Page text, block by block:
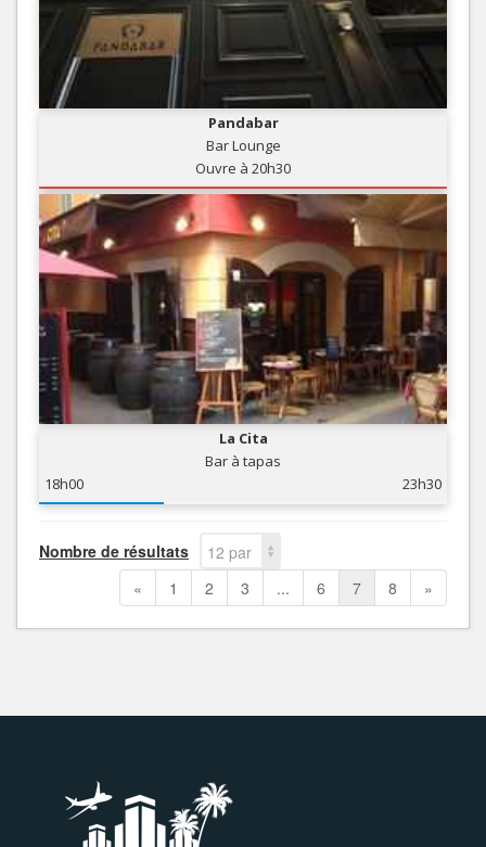
Pandabar
Bar Lounge
Ouvre à 20h30
La Cita
Bar à tapas
18h00
23h30
Nombre de résultats
12 par
page
« 1 2 3 ... 6 7 8 »